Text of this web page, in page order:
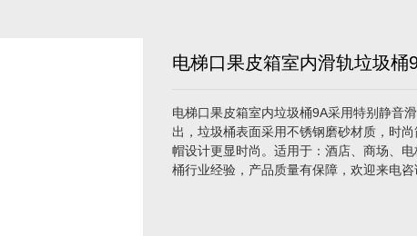
电梯口果皮箱室内滑轨垃圾桶
电梯口果皮箱室内垃圾桶9A采用特别静音
出，垃圾桶表面采用不锈钢磨砂材质，时
帽设计更显时尚。适用于：酒店、商场、
桶行业经验，产品质量有保障，欢迎来电咨